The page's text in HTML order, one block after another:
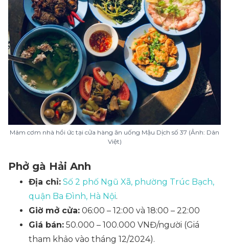
Mâm cơm nhà hồi ức tại cửa hàng ăn uống Mậu Dịch số 37 (Ảnh: Dân
Việt)
Phở gà Hải Anh
Địa chỉ: Số 2 phố Ngũ Xã, phường Trúc Bạch,
quận Ba Đình, Hà Nội.
Giờ mở cửa: 06:00 – 12:00 và 18:00 – 22:00
Giá bán: 50.000 – 100.000 VNĐ/người (Giá
tham khảo vào tháng 12/2024).